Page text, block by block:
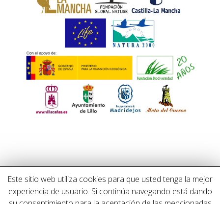
Home Contact Privacy Policy and Cookies
Este sitio web utiliza cookies para que usted tenga la mejor
experiencia de usuario. Si continúa navegando está dando